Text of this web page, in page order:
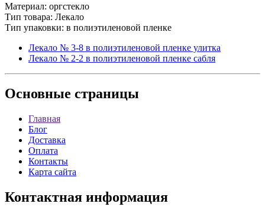
Материал: оргстекло
Тип товара: Лекало
Тип упаковки: в полиэтиленовой пленке
Лекало № 3-8 в полиэтиленовой пленке улитка
Лекало № 2-2 в полиэтиленовой пленке сабля
Основные страницы
Главная
Блог
Доставка
Оплата
Контакты
Карта сайта
Контактная информация